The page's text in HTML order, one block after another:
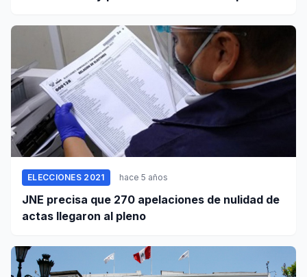
ELECCIONES 2021 hace 5 años
JNE precisa que 270 apelaciones de nulidad de
actas llegaron al pleno